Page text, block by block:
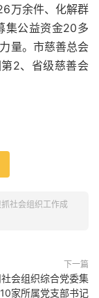
万余件、化解群
集公益资金20多
量。市慈善总会
2、省级慈善会
社会组织工作成
下一篇
会组织综合党委集
家所属党支部书记